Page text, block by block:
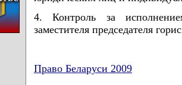
4. Контроль за
заместителя председателя
Право Беларуси 2009